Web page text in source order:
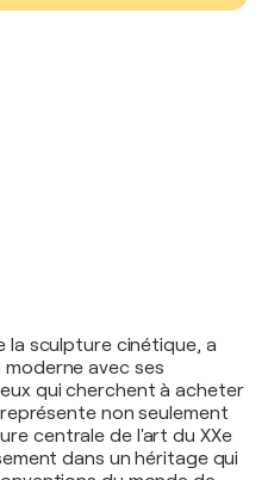
la sculpture cinétique, a
avec ses
qui cherchent à acheter
non seulement
centrale de l'art du XXe
dans un héritage qui